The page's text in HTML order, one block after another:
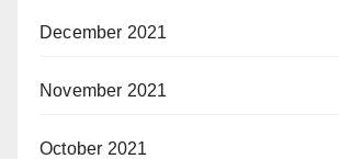
December 2021
November 2021
October 2021